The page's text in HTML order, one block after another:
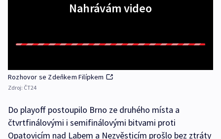
Nahrávám video
Rozhovor se Zdeňkem Filípkem
Zdroj: ČT24
Do playoff postoupilo Brno ze druhého místa a
čtvrtfinálovými i semifinálovými bitvami proti
Opatovicím nad Labem a Nezvěsticím prošlo bez ztráty